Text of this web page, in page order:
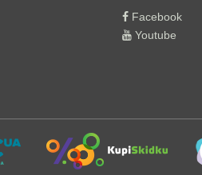
Facebook
Youtube